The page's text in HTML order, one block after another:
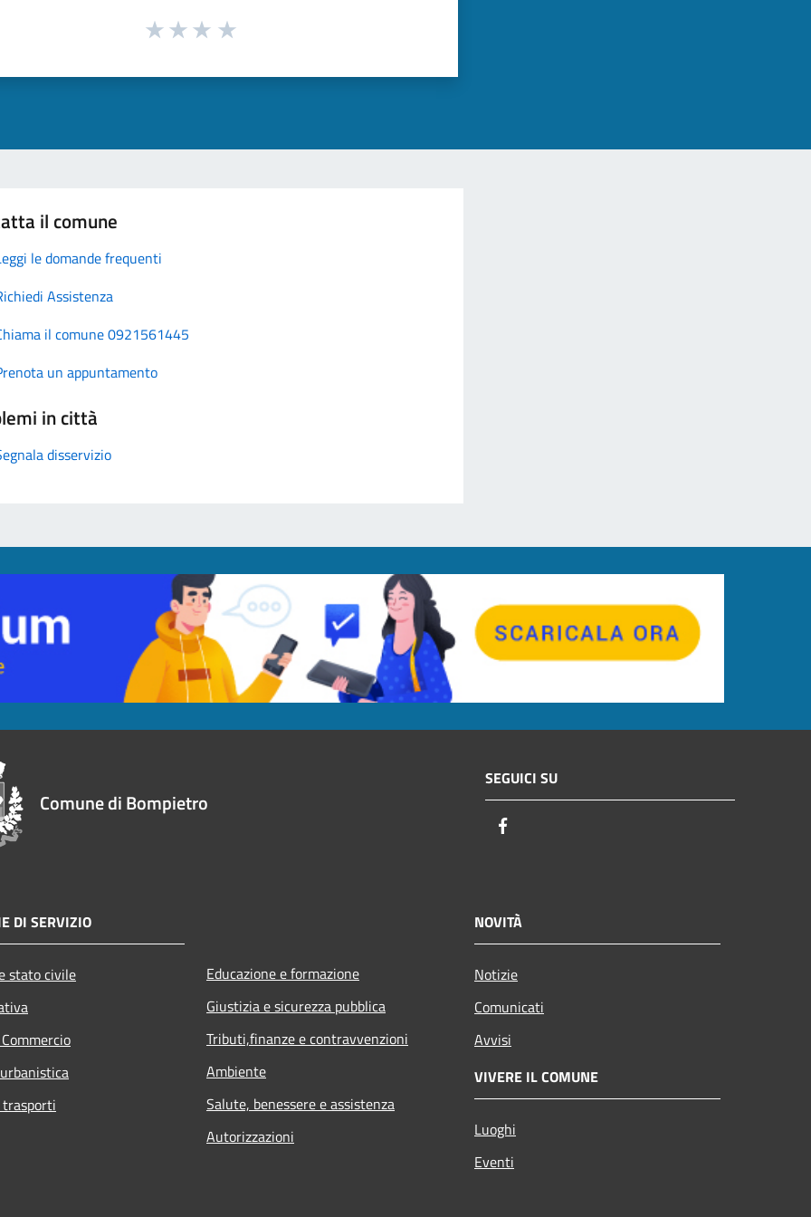
il comune
le domande frequenti
Assistenza
il comune 0921561445
un appuntamento
in città
disservizio
Comune di Bompietro
SEGUICI SU
DI SERVIZIO
stato civile
Educazione e formazione
Giustizia e sicurezza pubblica
Tributi,finanze e contravvenzioni
Ambiente
Salute, benessere e assistenza
Autorizzazioni
NOVITÀ
Notizie
Comunicati
Avvisi
VIVERE IL COMUNE
Luoghi
Eventi